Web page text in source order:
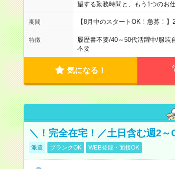
望する勤務時間と、もう1つのお
期間 【8月中のスタートOK！急募！
特徴 履歴書不要/40～50代活躍中/服装
不要
気になる！
＼！完全在宅！／土日含む週2
派遣 ブランクOK WEB登録・面接OK